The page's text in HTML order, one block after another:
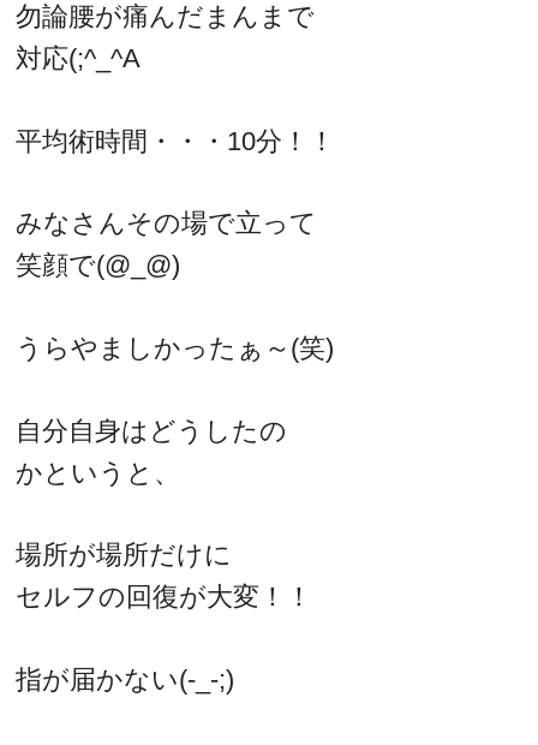
勿論腰が痛んだまんまで
対応(;^_^A
平均術時間・・・10分！！
みなさんその場で立って
笑顔で(@_@)
うらやましかったぁ～(笑)
自分自身はどうしたの
かというと、
場所が場所だけに
セルフの回復が大変！！
指が届かない(-_-;)